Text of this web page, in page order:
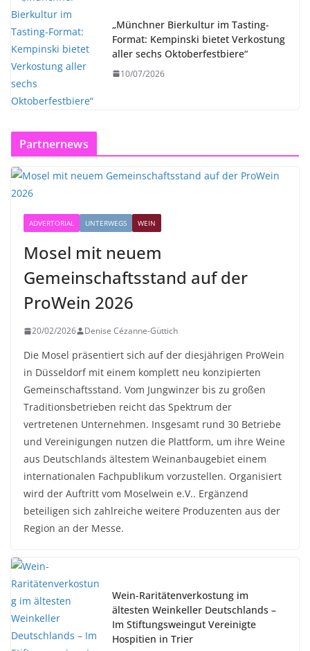
„Münchner Bierkultur im Tasting-
Format: Kempinski bietet Verkostung
aller sechs Oktoberfestbiere“
10/07/2026
Partnernews
ADVERTORIAL UNTERWEGS WEIN
Mosel mit neuem
Gemeinschaftsstand auf der
ProWein 2026
20/02/2026 Denise Cézanne-Güttich
Die Mosel präsentiert sich auf der diesjährigen ProWein
in Düsseldorf mit einem komplett neu konzipierten
Gemeinschaftsstand. Vom Jungwinzer bis zu großen
Traditionsbetrieben reicht das Spektrum der
vertretenen Unternehmen. Insgesamt rund 30 Betriebe
und Vereinigungen nutzen die Plattform, um ihre Weine
aus Deutschlands ältestem Weinanbaugebiet einem
internationalen Fachpublikum vorzustellen. Organisiert
wird der Auftritt vom Moselwein e.V.. Ergänzend
beteiligen sich zahlreiche weitere Produzenten aus der
Region an der Messe.
Wein-Raritätenverkostung im
ältesten Weinkeller Deutschlands –
Im Stiftungsweingut Vereinigte
Hospitien in Trier